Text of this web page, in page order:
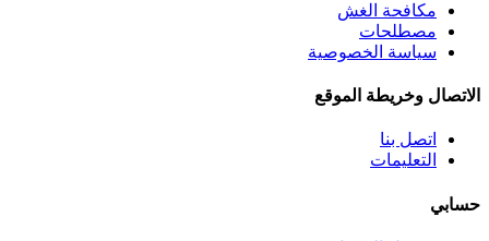
مكافحة الغش
مصطلحات
سياسة الخصوصية
الاتصال وخريطة الموقع
اتصل بنا
التعليمات
حسابي